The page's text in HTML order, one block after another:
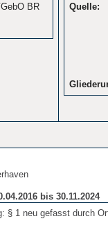
BR
Quelle:
bis 30.11.2024
§ 1 neu gefasst durch